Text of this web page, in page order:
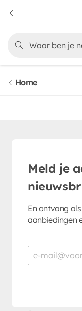
Home
Meld je
En ontvang
aanbiedingen